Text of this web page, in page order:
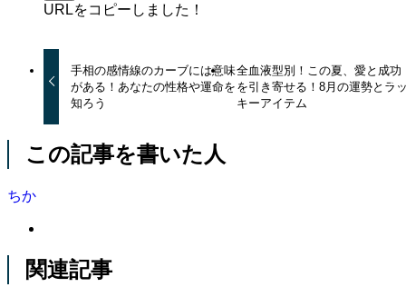
URLをコピーしました！
手相の感情線のカーブには意味
がある！あなたの性格や運命を
知ろう
全血液型別！この夏、愛と成功
を引き寄せる！8月の運勢とラ
キーアイテム
この記事を書いた人
ちか
関連記事